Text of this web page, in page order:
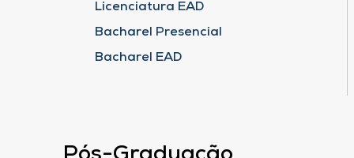
Licenciatura EAD
Bacharel Presencial
Bacharel EAD